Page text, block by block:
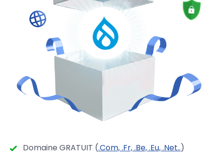
Domaine GRATUIT (.Com, .Fr, .Be, .Eu, .Net..)